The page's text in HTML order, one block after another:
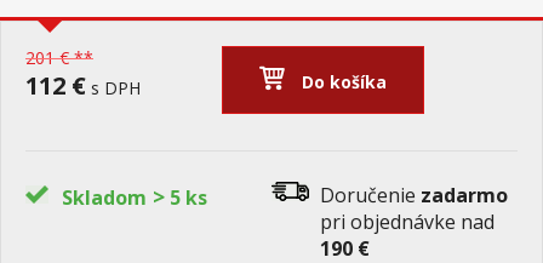
201 € **
112 € s DPH Do košíka
Skladom > 5 ks Doručenie zadarmo
pri objednávke nad
190 €